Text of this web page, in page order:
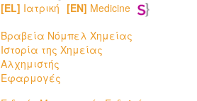
[EL] Ιατρική [EN] Medicine
Βραβεία Νόμπελ Χημείας
Ιστορία της Χημείας
Αλχημιστής
Εφαρμογές